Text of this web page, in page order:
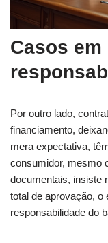
Casos
Por outro lado,
financiamento,
mera expectativa,
consumidor, mesmo
documentais, insiste
total de aprovação, o
responsabilidade do